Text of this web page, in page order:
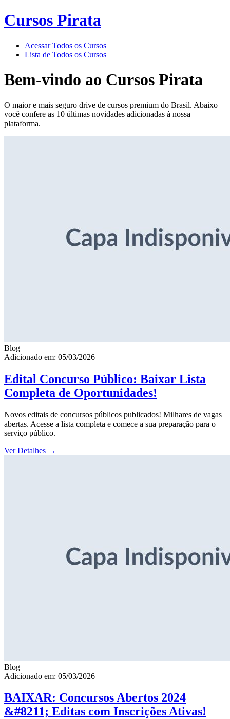
Cursos Pirata
Acessar Todos os Cursos
Lista de Todos os Cursos
Bem-vindo ao Cursos Pirata
O maior e mais seguro drive de cursos premium do Brasil. Abaixo
você confere as 10 últimas novidades adicionadas à nossa
plataforma.
Blog
Adicionado em: 05/03/2026
Edital Concurso Público: Baixar Lista
Completa de Oportunidades!
Novos editais de concursos públicos publicados! Milhares de vagas
abertas. Acesse a lista completa e comece a sua preparação para o
serviço público.
Ver Detalhes →
Blog
Adicionado em: 05/03/2026
BAIXAR: Concursos Abertos 2024
&#8211; Editas com Inscrições Ativas!